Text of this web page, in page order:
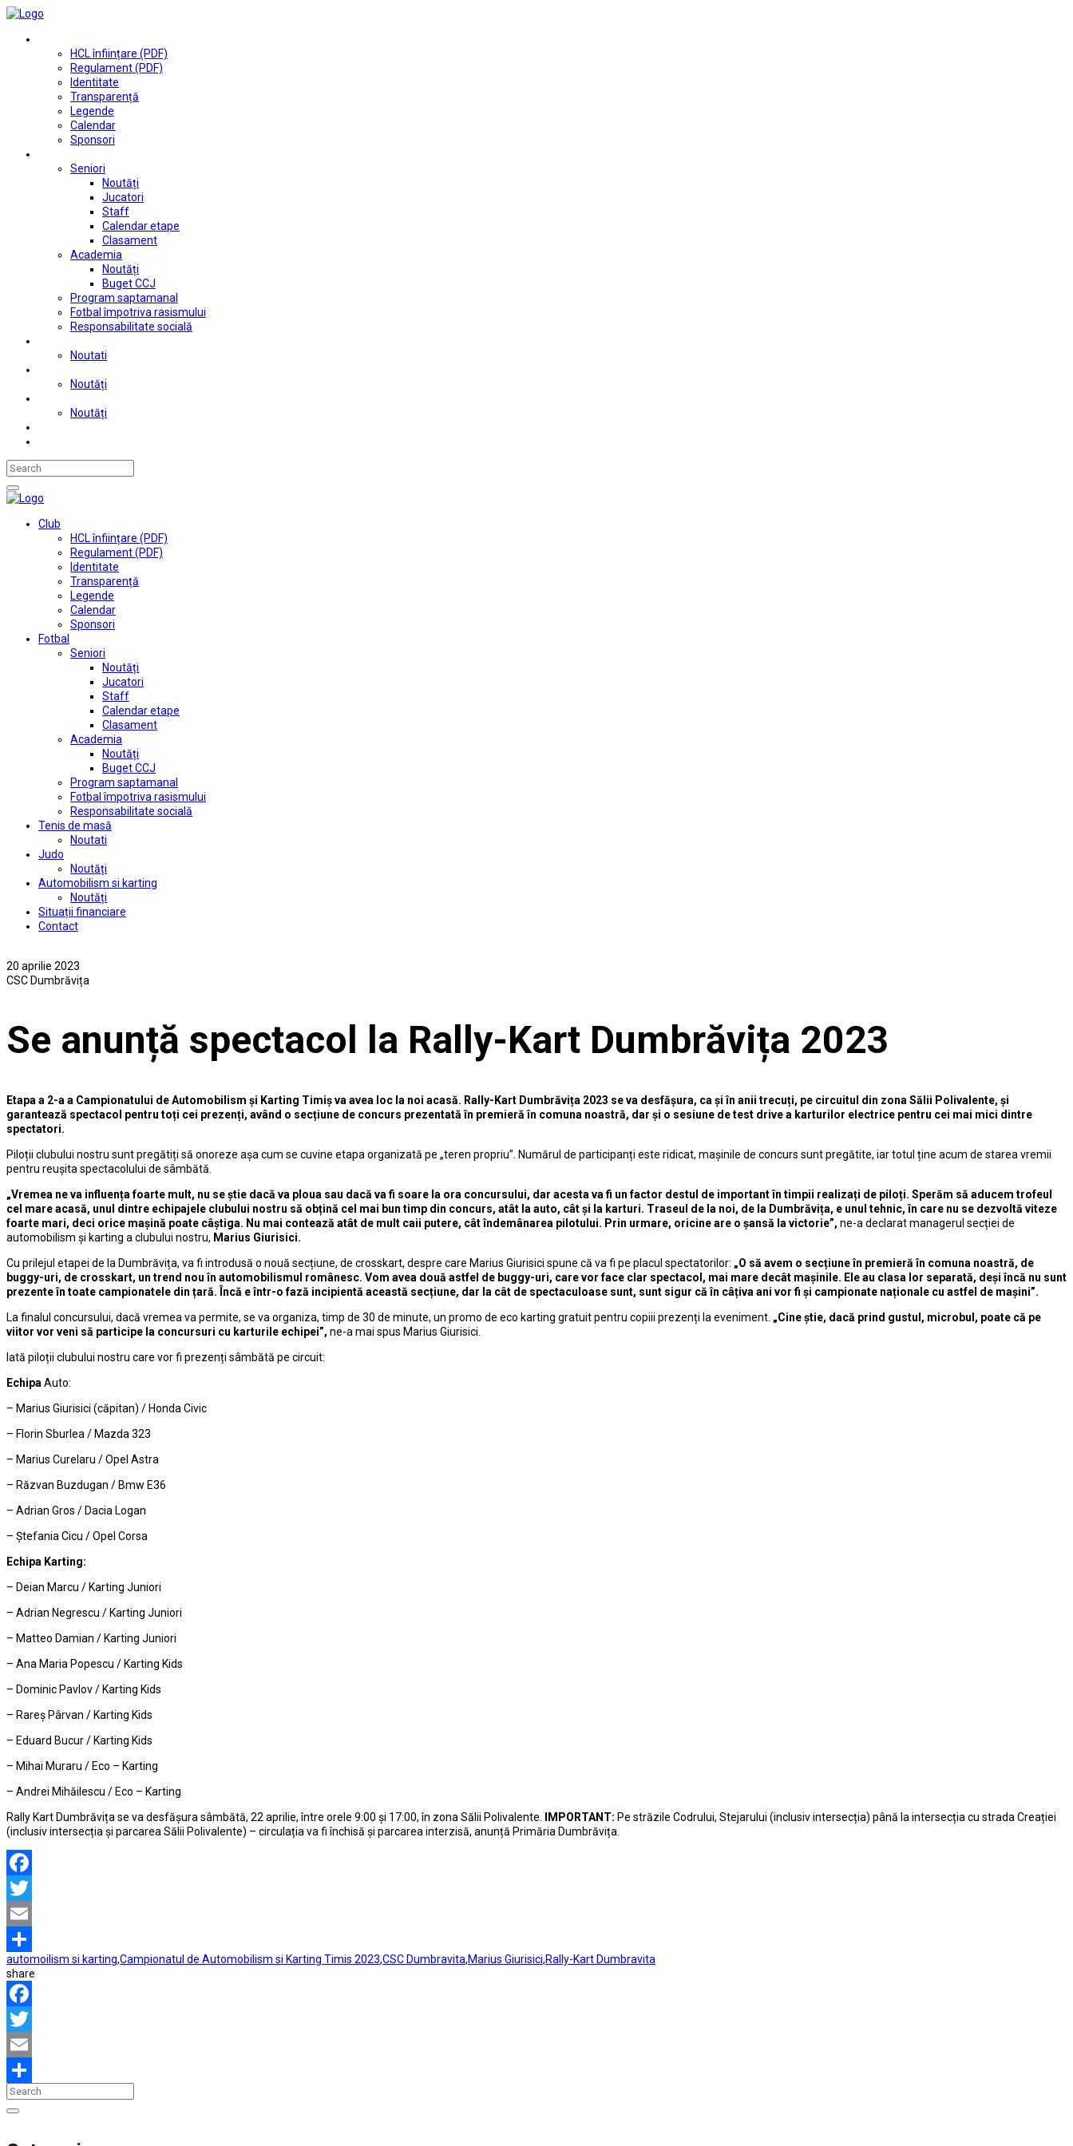
HCL înființare (PDF)
Regulament (PDF)
Identitate
Transparență
Legende
Calendar
Sponsori
Seniori
Noutăți
Jucatori
Staff
Calendar etape
Clasament
Academia
Noutăți
Buget CCJ
Program saptamanal
Fotbal împotriva rasismului
Responsabilitate socială
Noutati
Noutăți
Noutăți
Club
HCL înființare (PDF)
Regulament (PDF)
Identitate
Transparență
Legende
Calendar
Sponsori
Fotbal
Seniori
Noutăți
Jucatori
Staff
Calendar etape
Clasament
Academia
Noutăți
Buget CCJ
Program saptamanal
Fotbal împotriva rasismului
Responsabilitate socială
Tenis de masă
Noutati
Judo
Noutăți
Automobilism si karting
Noutăți
Situații financiare
Contact
20 aprilie 2023
CSC Dumbrăvița
Se anunță spectacol la Rally-Kart Dumbrăvița 2023
Etapa a 2-a a Campionatului de Automobilism și Karting Timiș va avea loc la noi acasă. Rally-Kart Dumbrăvița 2023 se va desfășura, ca și în anii trecuți, pe circuitul din zona Sălii Polivalente, și
garantează spectacol pentru toți cei prezenți, având o secțiune de concurs prezentată în premieră în comuna noastră, dar și o sesiune de test drive a karturilor electrice pentru cei mai mici dintre
spectatori.
Piloții clubului nostru sunt pregătiți să onoreze așa cum se cuvine etapa organizată pe „teren propriu”. Numărul de participanți este ridicat, mașinile de concurs sunt pregătite, iar totul ține acum de starea vremii
pentru reușita spectacolului de sâmbătă.
„Vremea ne va influența foarte mult, nu se știe dacă va ploua sau dacă va fi soare la ora concursului, dar acesta va fi un factor destul de important în timpii realizați de piloți. Sperăm să aducem trofeul
cel mare acasă, unul dintre echipajele clubului nostru să obțină cel mai bun timp din concurs, atât la auto, cât și la karturi. Traseul de la noi, de la Dumbrăvița, e unul tehnic, în care nu se dezvoltă viteze
foarte mari, deci orice mașină poate câștiga. Nu mai contează atât de mult caii putere, cât îndemânarea pilotului. Prin urmare, oricine are o șansă la victorie”, ne-a declarat managerul secției de
automobilism și karting a clubului nostru, Marius Giurisici.
Cu prilejul etapei de la Dumbrăvița, va fi introdusă o nouă secțiune, de crosskart, despre care Marius Giurisici spune că va fi pe placul spectatorilor: „O să avem o secțiune în premieră în comuna noastră, de
buggy-uri, de crosskart, un trend nou în automobilismul românesc. Vom avea două astfel de buggy-uri, care vor face clar spectacol, mai mare decât mașinile. Ele au clasa lor separată, deși încă nu sunt
prezente în toate campionatele din țară. Încă e într-o fază incipientă această secțiune, dar la cât de spectaculoase sunt, sunt sigur că în câțiva ani vor fi și campionate naționale cu astfel de mașini”.
La finalul concursului, dacă vremea va permite, se va organiza, timp de 30 de minute, un promo de eco karting gratuit pentru copiii prezenți la eveniment. „Cine știe, dacă prind gustul, microbul, poate că pe
viitor vor veni să participe la concursuri cu karturile echipei”, ne-a mai spus Marius Giurisici.
Iată piloții clubului nostru care vor fi prezenți sâmbătă pe circuit:
Echipa Auto:
– Marius Giurisici (căpitan) / Honda Civic
– Florin Sburlea / Mazda 323
– Marius Curelaru / Opel Astra
– Răzvan Buzdugan / Bmw E36
– Adrian Gros / Dacia Logan
– Ștefania Cicu / Opel Corsa
Echipa Karting:
– Deian Marcu / Karting Juniori
– Adrian Negrescu / Karting Juniori
– Matteo Damian / Karting Juniori
– Ana Maria Popescu / Karting Kids
– Dominic Pavlov / Karting Kids
– Rareș Pârvan / Karting Kids
– Eduard Bucur / Karting Kids
– Mihai Muraru / Eco – Karting
– Andrei Mihăilescu / Eco – Karting
Rally Kart Dumbrăvița se va desfășura sâmbătă, 22 aprilie, între orele 9:00 și 17:00, în zona Sălii Polivalente.
IMPORTANT: Pe străzile Codrului, Stejarului (inclusiv intersecția) până la intersecția cu strada Creației
(inclusiv intersecția și parcarea Sălii Polivalente) – circulația va fi închisă și parcarea interzisă, anunță Primăria Dumbrăvița.
Facebook
Twitter
Email
Partajează
automoilism si karting,Campionatul de Automobilism si Karting Timis 2023,CSC Dumbravita,Marius Giurisici,Rally-Kart Dumbravita
share
Facebook
Twitter
Email
Partajează